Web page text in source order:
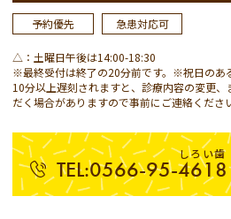
予約優先 急患対応可
△：土曜日午後は14:00-18:30
※最終受付は終了の20分前です。※祝日のあ
10分以上遅刻されますと、診療内容の変更
だく場合がありますので事前にご連絡くださ
しろい歯
TEL:0566-95-4618